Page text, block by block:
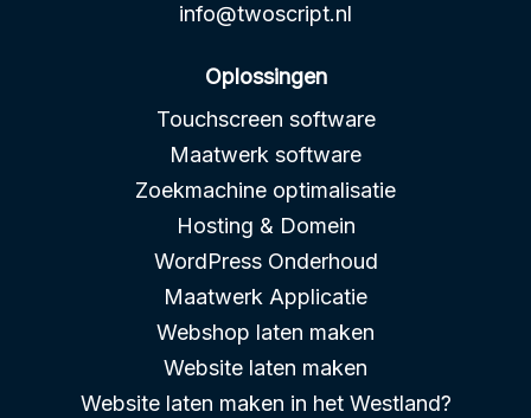
info@twoscript.nl
Oplossingen
Touchscreen software
Maatwerk software
Zoekmachine optimalisatie
Hosting & Domein
WordPress Onderhoud
Maatwerk Applicatie
Webshop laten maken
Website laten maken
Website laten maken in het Westland?